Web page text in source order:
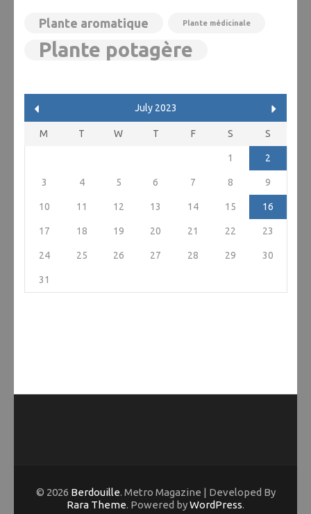
Plante aromatique Plante médicinale
Plante potagère
July 2023
M T W T F S S
1 2
3 4 5 6 7 8 9
10 11 12 13 14 15 16
17 18 19 20 21 22 23
24 25 26 27 28 29 30
31
© 2026 Berdouille. Metro Magazine | Developed By
Rara Theme. Powered byWordPress.